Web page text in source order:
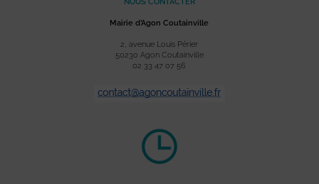
NOUS CONTACTER
Mairie d’Agon Coutainville
2, avenue Louis Périer
50230 Agon Coutainville
02 33 47 07 56